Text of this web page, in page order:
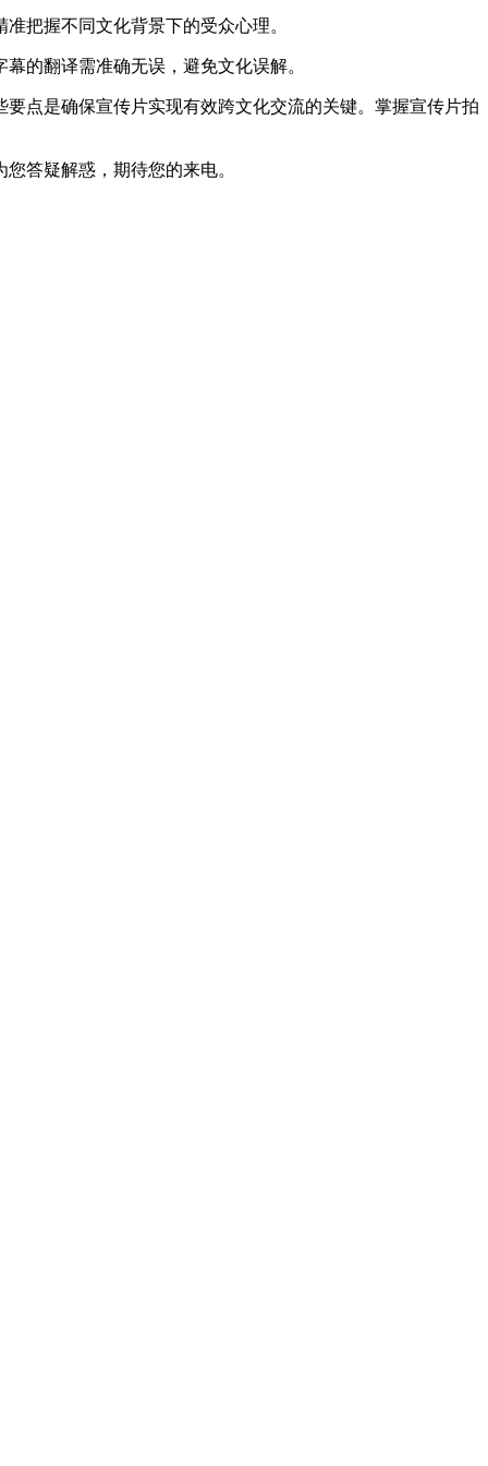
把握不同文化背景下的受众心理。
的翻译需准确无误，避免文化误解。
点是确保宣传片实现有效跨文化交流的关键。掌握宣传片拍
答疑解惑，期待您的来电。